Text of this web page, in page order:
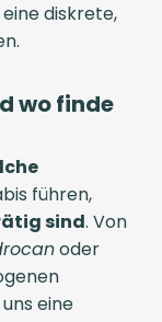
diskrete,
wo finde
führen,
sind. Von
oder
eine